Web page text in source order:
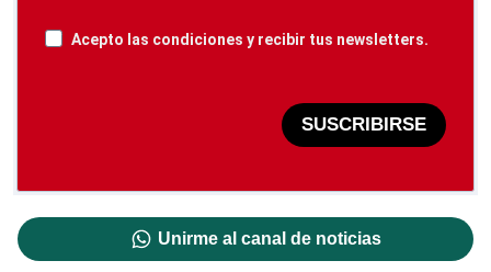
Acepto las condiciones y recibir tus newsletters.
SUSCRIBIRSE
Unirme al canal de noticias